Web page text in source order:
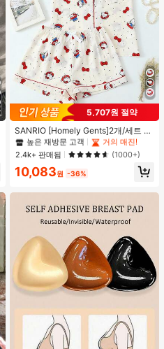
5,707원 절약
SANRIO [Homely Gents]2개/세트 여
성 프린트 라펠 반팔 버튼 포켓 상의
및 보우 반바지 잠옷 세트, 캐주얼 홈
웨어, 봄/여름에 적합
#1 TOP 3위
프라이드 월 여성 파자마 세트
높은 재방문 고객
거의 매진!
#1 TOP 3위
프라이드 월 여성 파자마 세트
높은 재방문 고객
거의 매진!
#1 TOP 3위
프라이드 월 여성 파자마 세트
높은 재방문 고객
거의 매진!
#1 TOP 3위
프라이드 월 여성 파자마 세트
높은 재방문 고객
2.4k+ 판매됨 (1000+)
10,083원 -36%